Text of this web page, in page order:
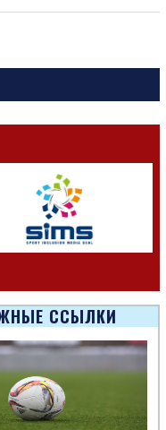
ССЫЛКИ